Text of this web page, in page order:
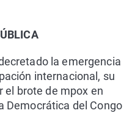
la emergencia
internacional, su
el brote de mpox en
Democrática del Congo